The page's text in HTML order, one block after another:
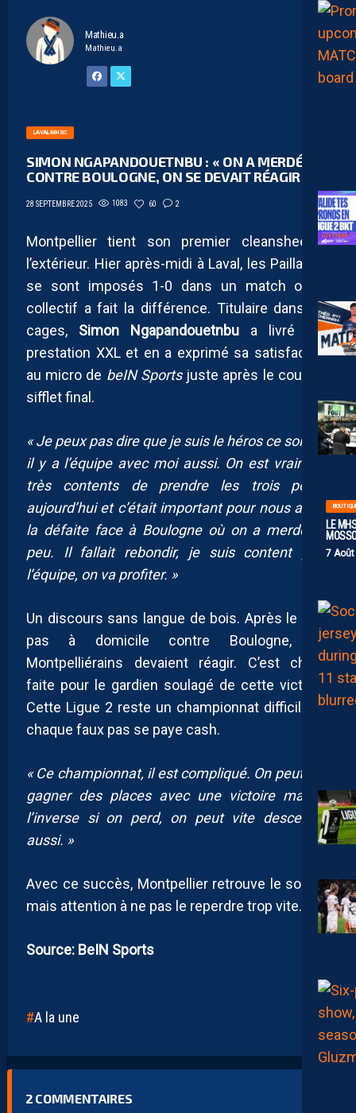
LE
7
Mathieu.a
Mathieu.a
LAVAL-MHSC
SIMON NGAPANDOUETNBU : « ON A MERDÉ
CONTRE BOULOGNE, ON SE DEVAIT RÉAGIR »
28 SEPTEMBRE 2025 1083 60 2
Montpellier tient son premier cleansheet à
l’extérieur. Hier après-midi à Laval, les Pailladins
se sont imposés 1-0 dans un match où le
collectif a fait la différence. Titulaire dans les
cages, Simon Ngapandouetnbu a livré une
prestation XXL et en a exprimé sa satisfaction
au micro de beIN Sportsjuste après le coup de
sifflet final.
« Je peux pas dire que je suis le héros ce soir car
il y a l’équipe avec moi aussi. On est vraiment
très contents de prendre les trois points
aujourd’hui et c’était important pour nous après
la défaite face à Boulogne où on a merdé un
peu. Il fallait rebondir, je suis content pour
l’équipe, on va profiter. »
Un discours sans langue de bois. Après le faux
pas à domicile contre Boulogne, les
Montpelliérains devaient réagir. C’est chose
faite pour le gardien soulagé de cette victoire.
Cette Ligue 2 reste un championnat difficile où
chaque faux pas se paye cash.
« Ce championnat, il est compliqué. On peut vite
gagner des places avec une victoire mais à
l’inverse si on perd, on peut vite descendre
aussi. »
Avec ce succès, Montpellier retrouve le sourire
mais attention à ne pas le reperdre trop vite…
Source: BeIN Sports
A la une
2 COMMENTAIRES